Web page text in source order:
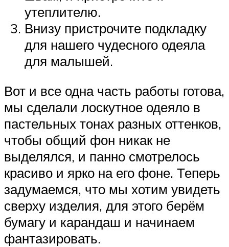
утеплителю.
Внизу пристрочите подкладку
для нашего чудесного одеяла
для малышей.
Вот и все одна часть работы готова,
мы сделали лоскутное одеяло в
пастельных тонах разных оттенков,
чтобы общий фон никак не
выделялся, и панно смотрелось
красиво и ярко на его фоне. Теперь
задумаемся, что мы хотим увидеть
сверху изделия, для этого берём
бумагу и карандаш и начинаем
фантазировать.